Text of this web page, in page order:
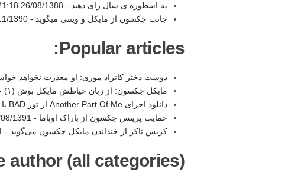
به اسطوره ی سال رای دهید - 26/08/1388 21:18
جانت جکسون از مایکل و ویتنی میگوید -12:10
Popular articles:
دوست دختر کانراد موری: او معذرت نخواهد
مایکل جکسون: از زبان خیاطش مایکل بوش (۱) -
دانلود اجرای Another Part Of Me از تور BAD با کیفیت Full HD -
حمایت پرینس جکسون از باراک اوباما - 1391 13:53
کریس تاکر از خنداندن مایکل جکسون می‌گوید -
(all categories):